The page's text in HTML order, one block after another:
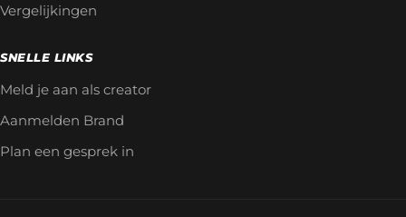
Vergelijkingen
SNELLE LINKS
Meld je aan als creator
Aanmelden Brand
Plan een gesprek in